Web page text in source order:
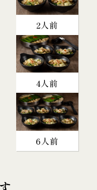
2人前
4人前
6人前